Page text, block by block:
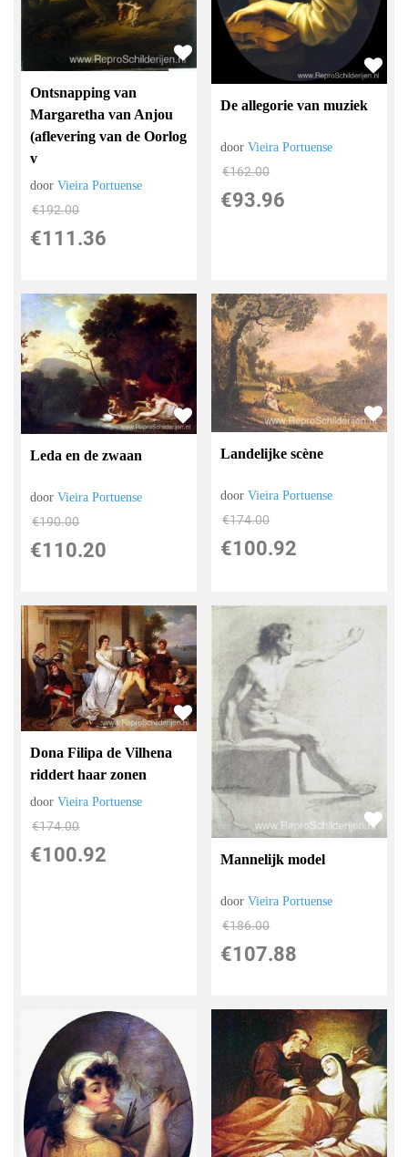
Ontsnapping van
Margaretha van Anjou
(aflevering van de Oorlog
v
doorVieira Portuense
€192.00
€111.36
De allegorie van muziek
doorVieira Portuense
€162.00
€93.96
Leda en de zwaan
doorVieira Portuense
€190.00
€110.20
Landelijke scène
doorVieira Portuense
€174.00
€100.92
Dona Filipa de Vilhena
riddert haar zonen
doorVieira Portuense
€174.00
€100.92 Mannelijk model
doorVieira Portuense
€186.00
€107.88